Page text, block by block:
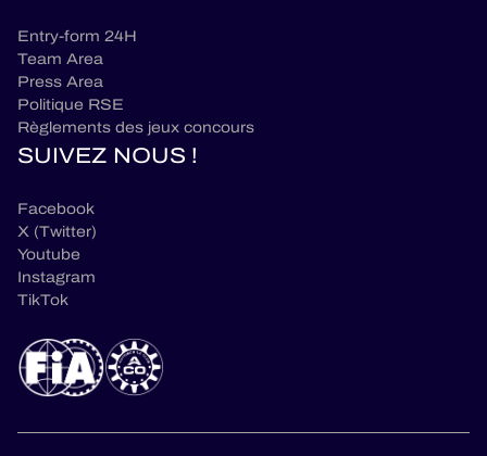
Entry-form 24H
Team Area
Press Area
Politique RSE
Règlements des jeux concours
SUIVEZ NOUS !
Facebook
X (Twitter)
Youtube
Instagram
TikTok